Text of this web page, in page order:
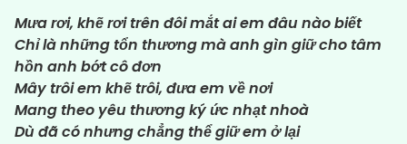
Mưa rơi, khẽ rơi trên đôi mắt ai em đâu nào biết
Chỉ là những tổn thương mà anh gìn giữ cho tâm
hồn anh bớt cô đơn
Mây trôi em khẽ trôi, đưa em về nơi
Mang theo yêu thương ký ức nhạt nhoà
Dù đã có nhưng chẳng thể giữ em ở lại